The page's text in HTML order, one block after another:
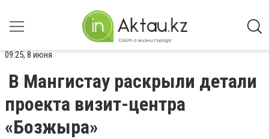
09:25, 8 июня
В Мангистау раскрыли детали
проекта визит-центра
«Бозжыра»